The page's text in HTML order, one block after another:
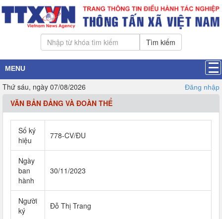
Tìm kiếm
MENU
Thứ sáu, ngày 07/08/2026 Đăng nhập
VĂN BẢN ĐẢNG VÀ ĐOÀN THỂ
Số ký
hiệu
778-CV/ĐU
Ngày
ban
hành
30/11/2023
Người
ký
Đỗ Thị Trang